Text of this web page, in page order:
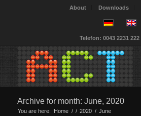
About Downloads
Telefon: 0043 2231 222
Archive for month: June, 2020
You are here: Home / / 2020 / June